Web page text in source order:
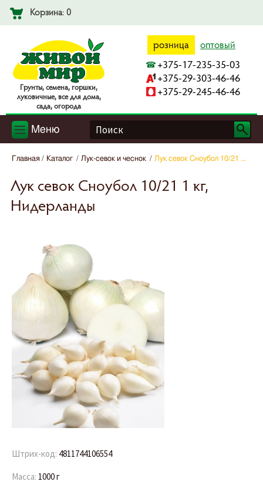
Корзина: 0
Гpyнты, ceмeнa, гopшки,
лyкoвичныe, вce для дoмa,
caдa, oгopoдa
розница оптовый
+375-17-235-35-03
+375-29-303-46-46
+375-29-245-46-46
Меню
Главная Каталог Лук-севок и чеснок Лук севок Сноубол 10/21 ...
Лук севок Сноубол 10/21 1 кг,
Нидерланды
Штрих-код: 4811744106554
Масса: 1000 г